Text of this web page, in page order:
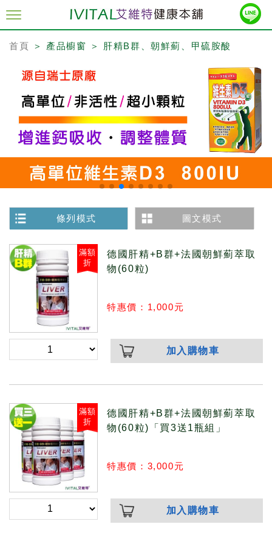
首頁 ＞ 產品櫥窗 ＞ 肝精B群、朝鮮薊、甲硫胺酸
條列模式 圖文模式
滿額
折
德國肝精+B群+法國朝鮮薊萃取
物(60粒)
特惠價：1,000元
加入購物車
滿額
折
德國肝精+B群+法國朝鮮薊萃取
物(60粒)「買3送1瓶組」
特惠價：3,000元
加入購物車